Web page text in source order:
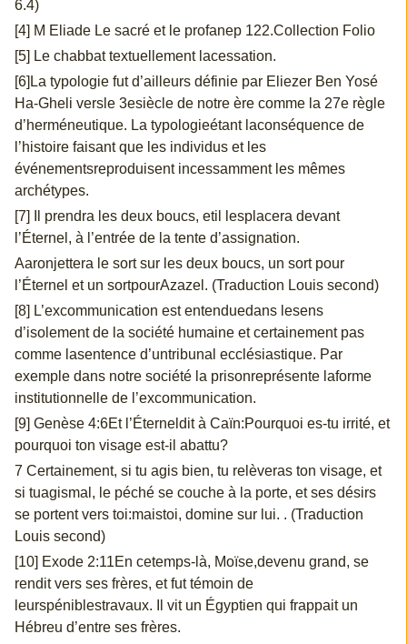
6.4)
[4] M Eliade Le sacré et le profanep 122.Collection Folio
[5] Le chabbat textuellement lacessation.
[6]La typologie fut d’ailleurs définie par Eliezer Ben Yosé
Ha-Gheli versle 3esiècle de notre ère comme la 27e règle
d’herméneutique. La typologieétant laconséquence de
l’histoire faisant que les individus et les
événementsreproduisent incessamment les mêmes
archétypes.
[7] Il prendra les deux boucs, etil lesplacera devant
l’Éternel, à l’entrée de la tente d’assignation.
Aaronjettera le sort sur les deux boucs, un sort pour
l’Éternel et un sortpourAzazel. (Traduction Louis second)
[8] L’excommunication est entenduedans lesens
d’isolement de la société humaine et certainement pas
comme lasentence d’untribunal ecclésiastique. Par
exemple dans notre société la prisonreprésente laforme
institutionnelle de l’excommunication.
[9] Genèse 4:6Et l’Éterneldit à Caïn:Pourquoi es-tu irrité, et
pourquoi ton visage est-il abattu?
7 Certainement, si tu agis bien, tu relèveras ton visage, et
si tuagismal, le péché se couche à la porte, et ses désirs
se portent vers toi:maistoi, domine sur lui. . (Traduction
Louis second)
[10] Exode 2:11En cetemps-là, Moïse,devenu grand, se
rendit vers ses frères, et fut témoin de
leurspéniblestravaux. Il vit un Égyptien qui frappait un
Hébreu d’entre ses frères.